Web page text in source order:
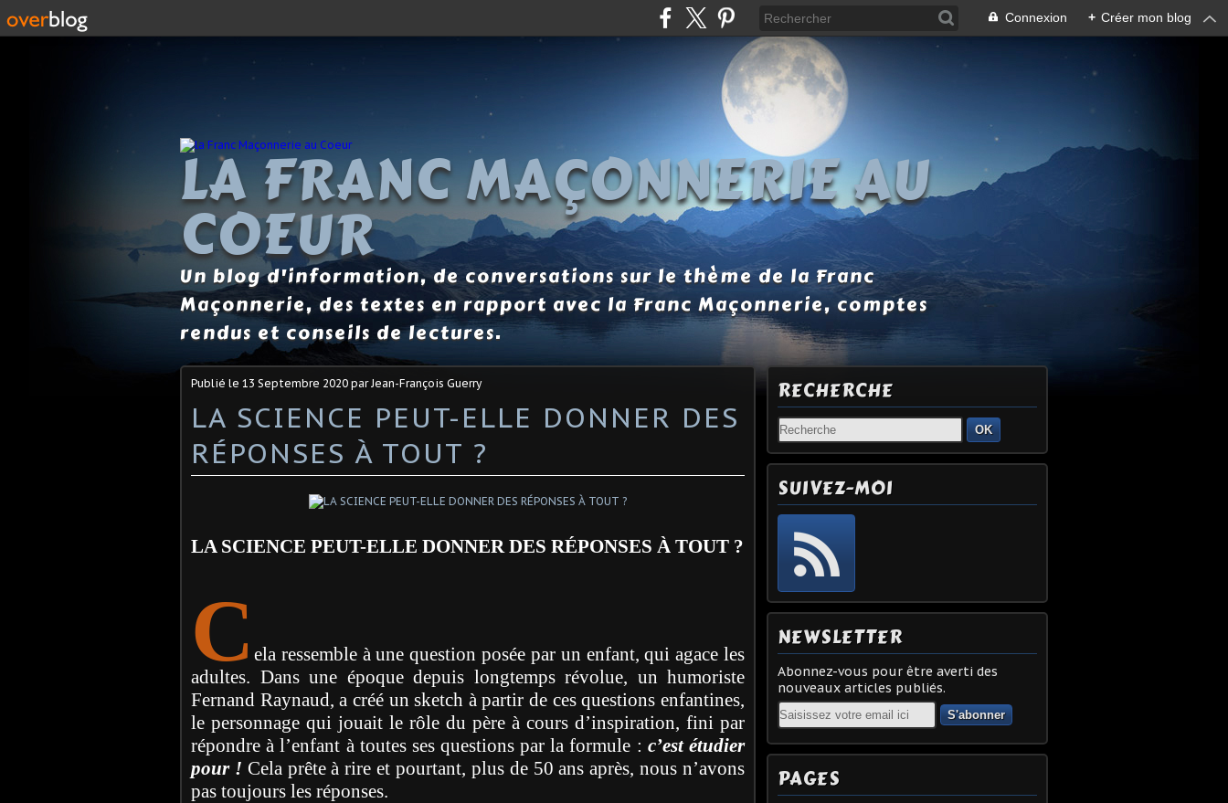
Connexion + Créer mon blog
LA FRANC MAÇONNERIE AU
COEUR
Un blog d'information, de conversations sur le thème de la Franc
Maçonnerie, des textes en rapport avec la Franc Maçonnerie, comptes
rendus et conseils de lectures.
Publié le 13 Septembre 2020 par Jean-François Guerry
LA SCIENCE PEUT-ELLE DONNER DES
RÉPONSES À TOUT ?
LA SCIENCE PEUT-ELLE DONNER DES RÉPONSES À TOUT ?
C ela ressemble à une question posée par un enfant, qui agace les
adultes. Dans une époque depuis longtemps révolue, un humoriste
Fernand Raynaud, a créé un sketch à partir de ces questions enfantines,
le personnage qui jouait le rôle du père à cours d’inspiration, fini par
répondre à l’enfant à toutes ses questions par la formule : c’est étudier
pour ! Cela prête à rire et pourtant, plus de 50 ans après, nous n’avons
pas toujours les réponses.
RECHERCHE
OK
SUIVEZ-MOI
NEWSLETTER
Abonnez-vous pour être averti des
nouveaux articles publiés.
Email
PAGES